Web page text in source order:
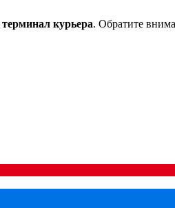
терминал курьера. Обратите